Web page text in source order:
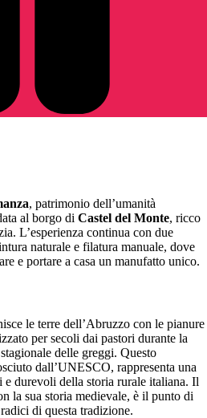
, patrimonio dell’umanità
al borgo di Castel del Monte, ricco
L’esperienza continua con due
naturale e filatura manuale, dove
e portare a casa un manufatto unico.
le terre dell’Abruzzo con le pianure
per secoli dai pastori durante la
delle greggi. Questo
dall’UNESCO, rappresenta una
durevoli della storia rurale italiana. Il
la sua storia medievale, è il punto di
di questa tradizione.